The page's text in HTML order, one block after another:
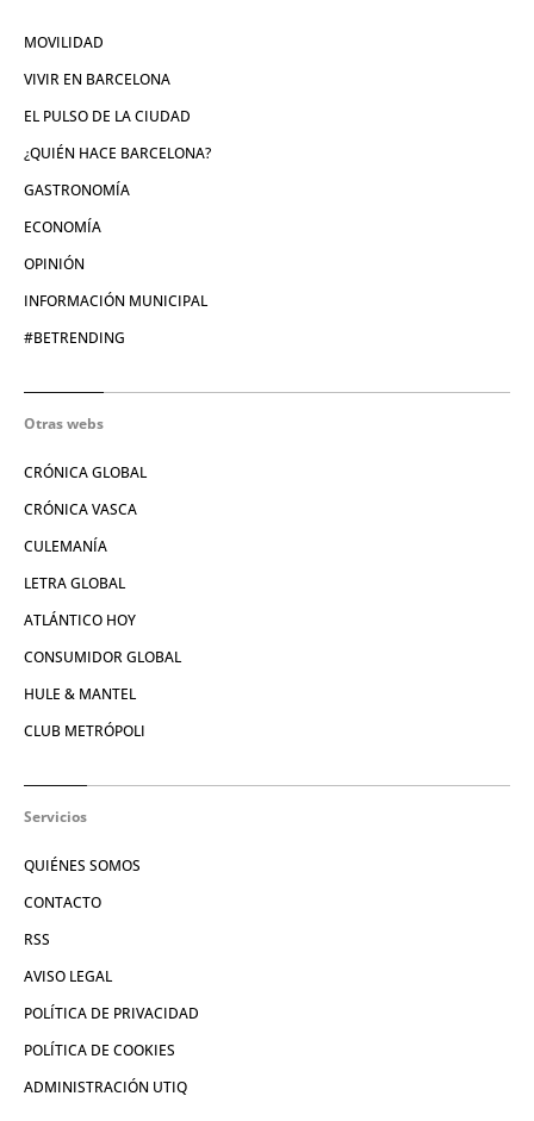
MOVILIDAD
VIVIR EN BARCELONA
EL PULSO DE LA CIUDAD
¿QUIÉN HACE BARCELONA?
GASTRONOMÍA
ECONOMÍA
OPINIÓN
INFORMACIÓN MUNICIPAL
#BETRENDING
Otras webs
CRÓNICA GLOBAL
CRÓNICA VASCA
CULEMANÍA
LETRA GLOBAL
ATLÁNTICO HOY
CONSUMIDOR GLOBAL
HULE & MANTEL
CLUB METRÓPOLI
Servicios
QUIÉNES SOMOS
CONTACTO
RSS
AVISO LEGAL
POLÍTICA DE PRIVACIDAD
POLÍTICA DE COOKIES
ADMINISTRACIÓN UTIQ